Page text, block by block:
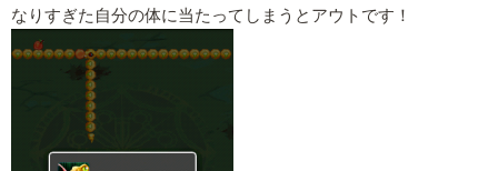
なりすぎた自分の体に当たってしまうとアウトです！